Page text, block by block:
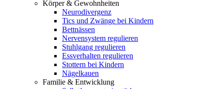
Körper & Gewohnheiten
Neurodivergenz
Tics und Zwänge bei Kindern
Bettnässen
Nervensystem regulieren
Stuhlgang regulieren
Essverhalten regulieren
Stottern bei Kindern
Nägelkauen
Familie & Entwicklung